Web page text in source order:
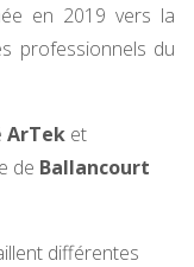
en 2019 vers la
professionnels du
ArTek et
de Ballancourt
différentes